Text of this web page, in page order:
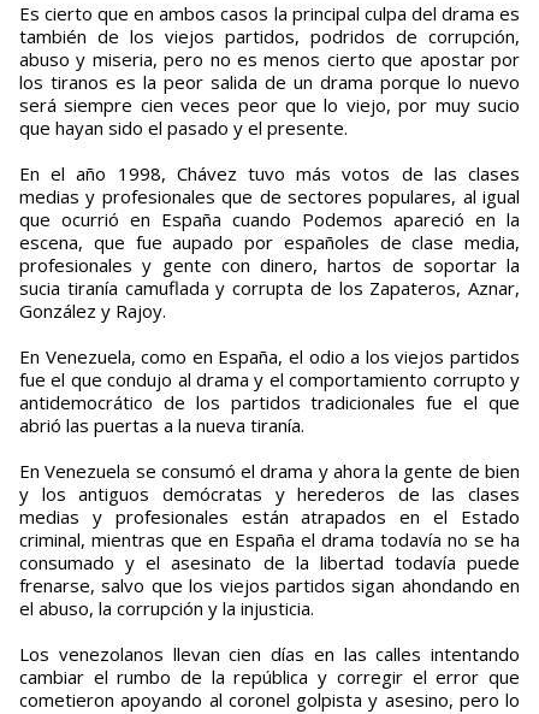
Es cierto que en ambos casos la principal culpa del drama es
también de los viejos partidos, podridos de corrupción,
abuso y miseria, pero no es menos cierto que apostar por
los tiranos es la peor salida de un drama porque lo nuevo
será siempre cien veces peor que lo viejo, por muy sucio
que hayan sido el pasado y el presente.
En el año 1998, Chávez tuvo más votos de las clases
medias y profesionales que de sectores populares, al igual
que ocurrió en España cuando Podemos apareció en la
escena, que fue aupado por españoles de clase media,
profesionales y gente con dinero, hartos de soportar la
sucia tiranía camuflada y corrupta de los Zapateros, Aznar,
González y Rajoy.
En Venezuela, como en España, el odio a los viejos partidos
fue el que condujo al drama y el comportamiento corrupto y
antidemocrático de los partidos tradicionales fue el que
abrió las puertas a la nueva tiranía.
En Venezuela se consumó el drama y ahora la gente de bien
y los antiguos demócratas y herederos de las clases
medias y profesionales están atrapados en el Estado
criminal, mientras que en España el drama todavía no se ha
consumado y el asesinato de la libertad todavía puede
frenarse, salvo que los viejos partidos sigan ahondando en
el abuso, la corrupción y la injusticia.
Los venezolanos llevan cien días en las calles intentando
cambiar el rumbo de la república y corregir el error que
cometieron apoyando al coronel golpista y asesino, pero lo